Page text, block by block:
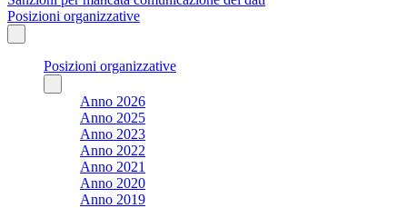
Posizioni organizzative
Posizioni organizzative
Anno 2026
Anno 2025
Anno 2023
Anno 2022
Anno 2021
Anno 2020
Anno 2019